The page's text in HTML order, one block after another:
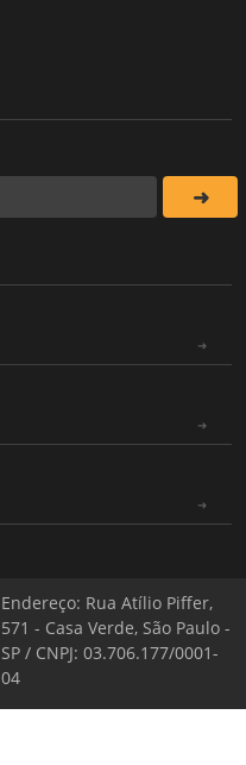
Endereço: Rua Atílio Piffer,
571 - Casa Verde, São Paulo -
SP / CNPJ: 03.706.177/0001-
04